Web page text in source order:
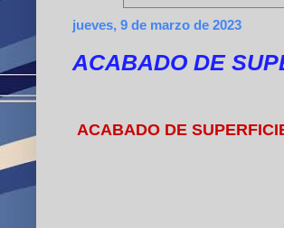
jueves, 9 de marzo de 2023
ACABADO DE
ACABADO DE